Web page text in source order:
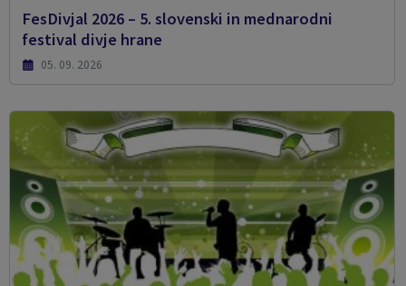
FesDivjal 2026 – 5. slovenski in mednarodni
festival divje hrane
05. 09. 2026